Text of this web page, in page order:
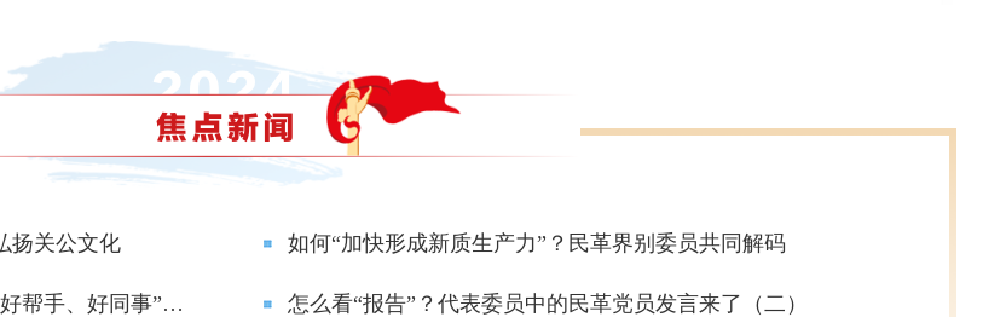
扬关公文化 如何“加快形成新质生产力”？民革界别委员共同解码
【两会访谈】陈星莺：更好发挥“好参谋、好帮手、好同事”作用 怎么看“报告”？代表委员中的民革党员发言来了（二）